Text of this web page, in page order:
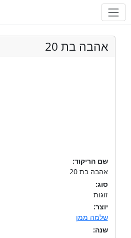
אהבה בת 20
שם הריקוד:
אהבה בת 20
סוג:
זוגות
יוצר:
שלמה ממן
שנה: